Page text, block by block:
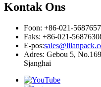
Kontak Ons
Foon: +86-021-
Faks: +86-021-
E-pos:
Adres: Gebou 5,
Sjanghai